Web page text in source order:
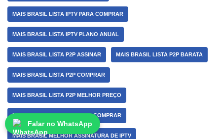
MAIS BRASIL LISTA IPTV PARA COMPRAR
MAIS BRASIL LISTA IPTV PLANO ANUAL
MAIS BRASIL LISTA P2P ASSINAR MAIS BRASIL LISTA P2P BARATA
MAIS BRASIL LISTA P2P COMPRAR
MAIS BRASIL LISTA P2P MELHOR PREÇO
MAIS BRASIL LISTA P2P PARA COMPRAR
MAIS BRASIL MELHOR ASSINATURA DE IPTV
Falar no WhatsApp